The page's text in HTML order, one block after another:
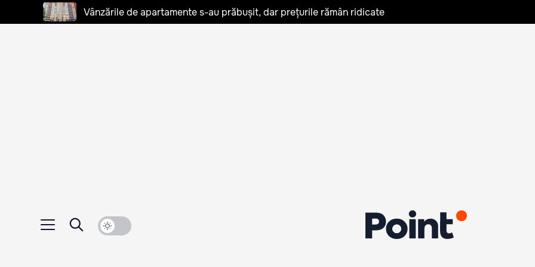
Vânzările de apartamente s-au prăbușit, dar prețurile rămân ridicate